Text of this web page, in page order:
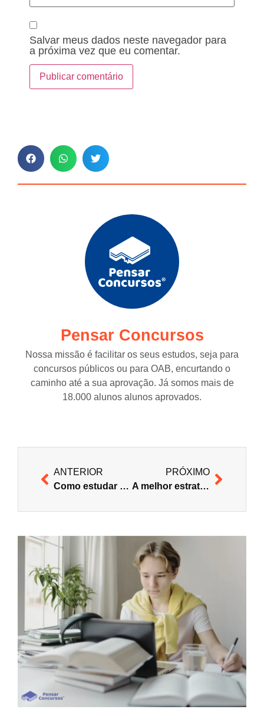
Salvar meus dados neste navegador para
a próxima vez que eu comentar.
Pensar Concursos
Nossa missão é facilitar os seus estudos, seja para
concursos públicos ou para OAB, encurtando o
caminho até a sua aprovação. Já somos mais de
18.000 alunos alunos aprovados.
ANTERIOR
Como estudar por Aulas Online da forma certa
PRÓXIMO
A melhor estratégia de aprendizagem, de acordo com a neurociência